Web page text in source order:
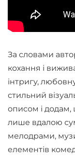
За словами
кохання і
інтригу,
стильний
описом і додам,
лише вдалою
мелодрами,
елементів